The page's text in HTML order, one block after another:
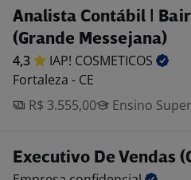
Analista Contábil |
(Grande Messejana)
4,3 IAP! COSMETICOS
Fortaleza - CE
R$ 3.555,00
Ensino
Executivo De Vendas